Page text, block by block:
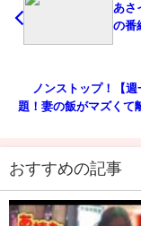
あ
の番
ノンストップ！【
題！妻の飯がマズく
おすすめの記事